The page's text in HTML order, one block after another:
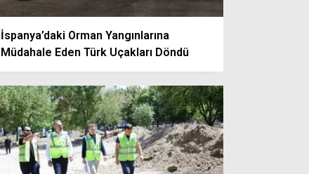
İspanya’daki Orman Yangınlarına
Müdahale Eden Türk Uçakları Döndü